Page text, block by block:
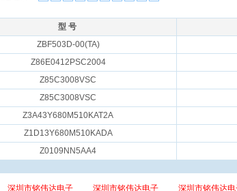
型 号
ZBF503D-00(TA)
Z86E0412PSC2004
Z85C3008VSC
Z85C3008VSC
Z3A43Y680M510KAT2A
Z1D13Y680M510KADA
Z0109NN5AA4
深圳市铭伟达电子 深圳市铭伟达电子 深圳市铭伟达电